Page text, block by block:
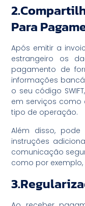
Para
Após emitir a
estrangeiro os
pagamento de
informações
o seu código
em serviços como
tipo de operação.
Além disso, pode
instruções
comunicação
como por